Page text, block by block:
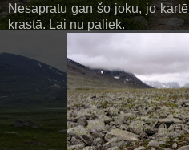
Nesapratu gan šo joku, jo
krastā. Lai nu paliek.